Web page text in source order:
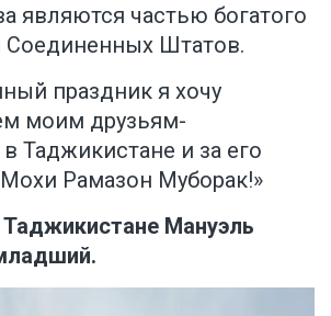
являются частью богатого
Соединенных Штатов.
праздник я хочу
моим друзьям-
Таджикистане и за его
Рамазон Муборак!»
Мануэль